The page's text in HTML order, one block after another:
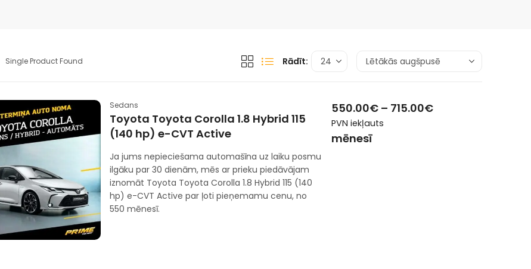
Single Product Found Rādīt:
Sedans
Toyota Toyota Corolla 1.8 Hybrid 115
(140 hp) e-CVT Active
Ja jums nepieciešama automašīna uz laiku posmu
ilgāku par 30 dienām, mēs ar prieku piedāvājam
iznomāt Toyota Toyota Corolla 1.8 Hybrid 115 (140
hp) e-CVT Active par ļoti pieņemamu cenu, no
550 mēnesī.
550.00€ – 715.00€
PVN iekļauts
mēnesī